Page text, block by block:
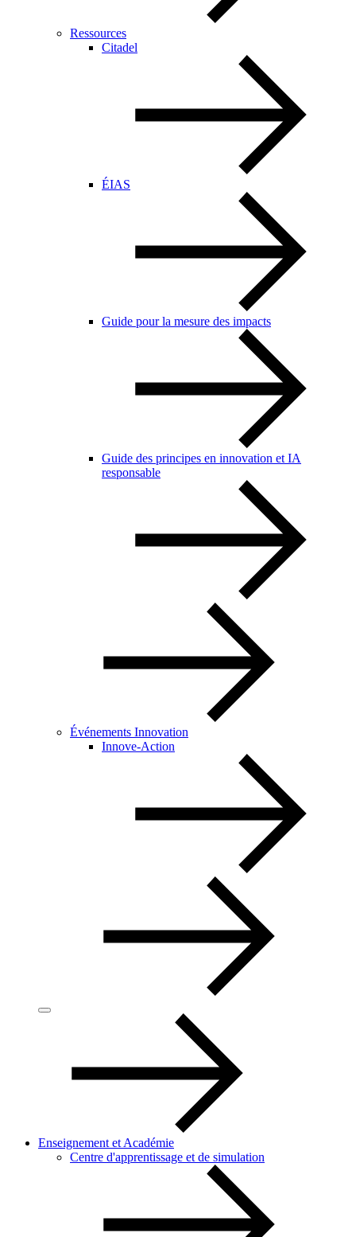
Ressources
Citadel
ÉIAS
Guide pour la mesure des impacts
Guide des principes en innovation et IA
responsable
Événements Innovation
Innove-Action
Enseignement et Académie
Centre d'apprentissage et de simulation